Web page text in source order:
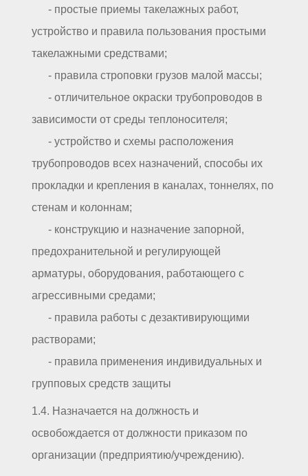
- простые приемы такелажных работ,
устройство и правила пользования простыми
такелажными средствами;
- правила строповки грузов малой массы;
- отличительное окраски трубопроводов в
зависимости от среды теплоносителя;
- устройство и схемы расположения
трубопроводов всех назначений, способы их
прокладки и крепления в каналах, тоннелях, по
стенам и колоннам;
- конструкцию и назначение запорной,
предохранительной и регулирующей
арматуры, оборудования, работающего с
агрессивными средами;
- правила работы с дезактивирующими
растворами;
- правила применения индивидуальных и
групповых средств защиты
1.4. Назначается на должность и
освобождается от должности приказом по
организации (предприятию/учреждению).